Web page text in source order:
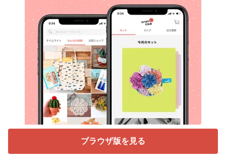
ブラウザ版を見る